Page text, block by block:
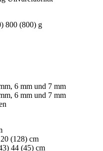
800 (800) g
6 mm und 7 mm
6 mm und 7 mm
(128) cm
44 (45) cm